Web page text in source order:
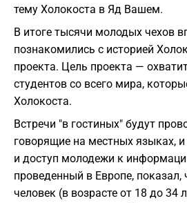
тему Холокоста в Яд Вашем.
В итоге тысячи молодых чехов
познакомились с историей
проекта. Цель проекта —
студентов со всего мира,
Холокоста.
Встречи "в гостиных" будут
говорящие на местных языках, и
и доступ молодежи к
проведенный в Европе,
человек (в возрасте от 18 до 34